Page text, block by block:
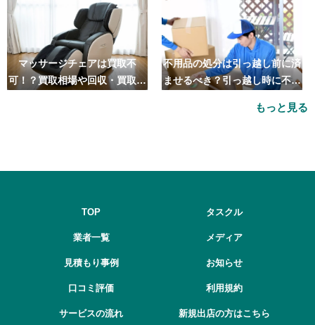
マッサージチェアは買取不
可！？買取相場や回収・買取の
不用品の処分は引っ越し前に済
ませるべき？引っ越し時に不用
もっと見る
TOP
業者一覧
見積もり事例
口コミ評価
サービスの流れ
タスクル
メディア
お知らせ
利用規約
新規出店の方はこちら